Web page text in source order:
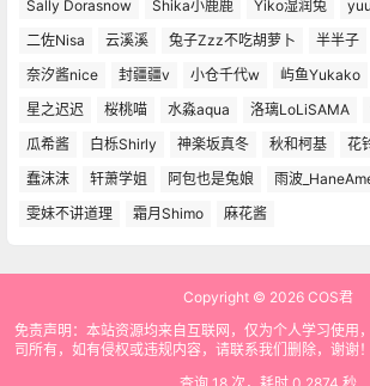
Sally Dorasnow
Shika小鹿鹿 Yiko湿润兔
二佐Nisa
云溪溪 兔子Zzz不吃胡萝卜 半半子
奈汐酱nice
封疆疆v 小仓千代w 屿鱼Yukako
星之迟迟
桜桃喵 水淼aqua 洛璃LoLiSAMA
瓜希酱
白栎Shirly 神楽坂真冬 秋和柯基 花
蠢沫沫
轩萧学姐 阿包也是兔娘 雨波
雯妹不讲道理
霜月Shimo 麻花酱
Copyright © 2026 COS君
免责声明：本站资源均来自互联网，仅为个人学习使用
司所有，如有侵权或违规内容，请联系我们删除，谢谢！